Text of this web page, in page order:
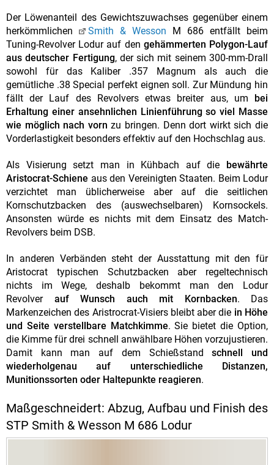
Der Löwenanteil des Gewichtszuwachses gegenüber einem
herkömmlichen
Smith & Wesson M 686 entfällt beim
Tuning-Revolver Lodur auf den gehämmerten Polygon-Lauf
aus deutscher Fertigung, der sich mit seinem 300-mm-Drall
sowohl für das Kaliber .357 Magnum als auch die
gemütliche .38 Special perfekt eignen soll. Zur Mündung hin
fällt der Lauf des Revolvers etwas breiter aus, um
bei
Erhaltung einer ansehnlichen Linienführung so viel Masse
wie möglich nach vorn zu bringen. Denn dort wirkt sich die
Vorderlastigkeit besonders effektiv auf den Hochschlag aus.
Als Visierung setzt man in Kühbach auf die
bewährte
Aristocrat-Schiene aus den Vereinigten Staaten. Beim Lodur
verzichtet man üblicherweise aber auf die seitlichen
Kornschutzbacken des (auswechselbaren) Kornsockels.
Ansonsten würde es nichts mit dem Einsatz des Match-
Revolvers beim DSB.
In anderen Verbänden steht der Ausstattung mit den für
Aristocrat typischen Schutzbacken aber regeltechnisch
nichts im Wege, deshalb bekommt man den Lodur
Revolver auf Wunsch auch mit Kornbacken. Das
Markenzeichen des Aristrocrat-Visiers bleibt aber die in Höhe
und Seite verstellbare Matchkimme. Sie bietet die Option,
die Kimme für drei schnell anwählbare Höhen vorzujustieren.
Damit kann man auf dem Schießstandschnell und
wiederholgenau auf unterschiedliche Distanzen,
Munitionssorten oder Haltepunkte reagieren.
Maßgeschneidert: Abzug, Aufbau und Finish des
STP Smith & Wesson M 686 Lodur